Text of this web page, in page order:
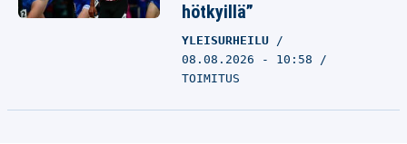
hötkyillä”
YLEISURHEILU
08.08.2026 - 10:58
TOIMITUS